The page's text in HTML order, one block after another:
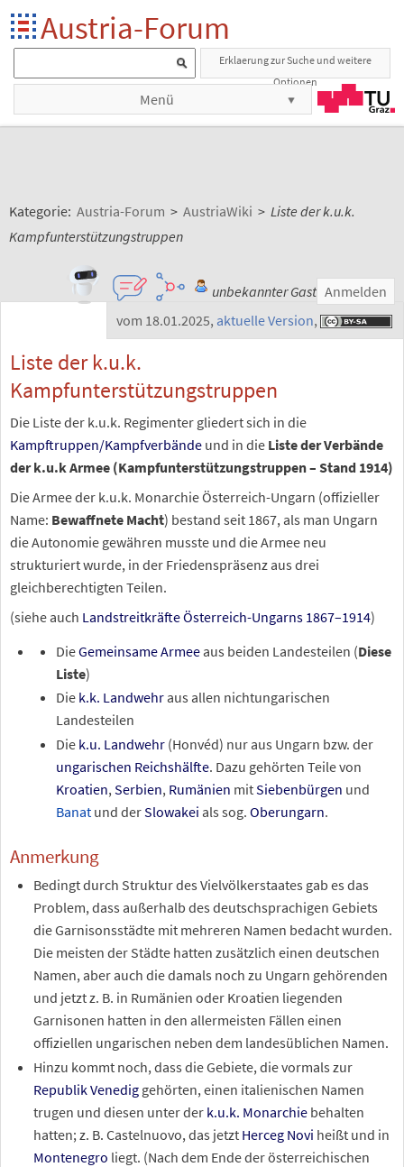
Austria-Forum
Erklaerung zur Suche und weitere
Optionen
Menü
Kategorie: Austria-Forum > AustriaWiki > Liste der k.u.k.
Kampfunterstützungstruppen
unbekannter Gast Anmelden
vom 18.01.2025, aktuelle Version,
Liste der k.u.k.
Kampfunterstützungstruppen
Die Liste der k.u.k. Regimenter gliedert sich in die
Kampftruppen/Kampfverbände und in die Liste der Verbände
der k.u.k Armee (Kampfunterstützungstruppen – Stand 1914)
Die Armee der k.u.k. Monarchie Österreich-Ungarn (offizieller
Name: Bewaffnete Macht) bestand seit 1867, als man Ungarn
die Autonomie gewähren musste und die Armee neu
strukturiert wurde, in der Friedenspräsenz aus drei
gleichberechtigten Teilen.
(siehe auch Landstreitkräfte Österreich-Ungarns 1867–1914)
DieGemeinsame Armee aus beiden Landesteilen (Diese
Liste)
Die k.k. Landwehr aus allen nichtungarischen
Landesteilen
Die k.u. Landwehr (Honvéd) nur aus Ungarn bzw. der
ungarischen Reichshälfte. Dazu gehörten Teile von
Kroatien,Serbien, Rumänien mitSiebenbürgen und
Banat und derSlowakei als sog.Oberungarn.
Anmerkung
Bedingt durch Struktur des Vielvölkerstaates gab es das
Problem, dass außerhalb des deutschsprachigen Gebiets
die Garnisonsstädte mit mehreren Namen bedacht wurden.
Die meisten der Städte hatten zusätzlich einen deutschen
Namen, aber auch die damals noch zu Ungarn gehörenden
und jetzt z. B. in Rumänien oder Kroatien liegenden
Garnisonen hatten in den allermeisten Fällen einen
offiziellen ungarischen neben dem landesüblichen Namen.
Hinzu kommt noch, dass die Gebiete, die vormals zur
Republik Venediggehörten, einen italienischen Namen
trugen und diesen unter der k.u.k. Monarchiebehalten
hatten; z. B. Castelnuovo, das jetzt Herceg Novi heißt und in
Montenegro liegt. (Nach dem Ende der österreichischen